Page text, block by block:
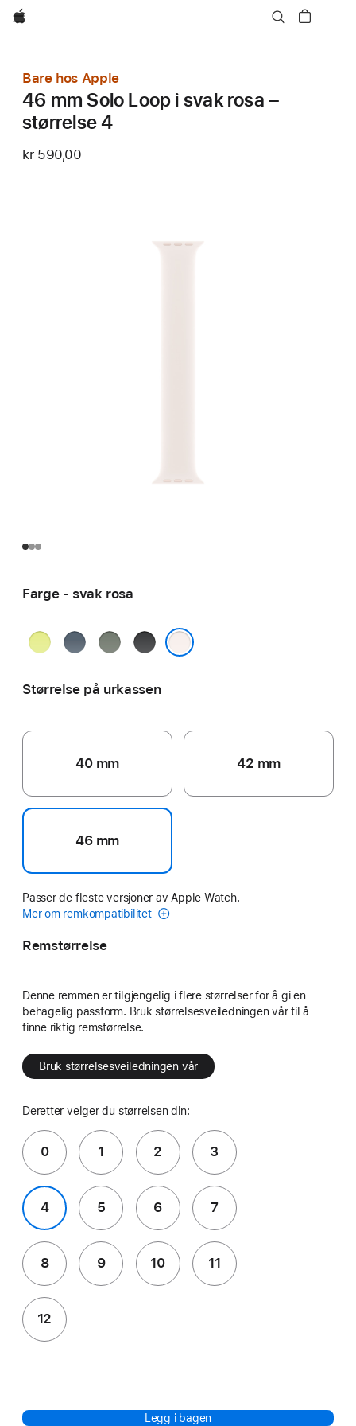
Apple
Bare hos Apple
46 mm Solo Loop i svak rosa –
størrelse 4
kr 590,00
Farge - svak rosa
neongulankerblågrønngrå
svart
Størrelse på urkassen
40 mm 42 mm
46 mm
Passer de fleste versjoner av Apple Watch.
Mer om remkompatibilitet
Remstørrelse
Denne remmen er tilgjengelig i flere størrelser for å gi en
behagelig passform. Bruk størrelsesveiledningen vår til å
finne riktig remstørrelse.
Bruk størrelsesveiledningen vår
Deretter velger du størrelsen din:
0 1 2 3
4 5 6 7
8 9 10 11
12
Legg i bagen